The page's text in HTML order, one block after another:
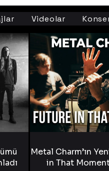
Videolar
Metal Charm’ın
in That